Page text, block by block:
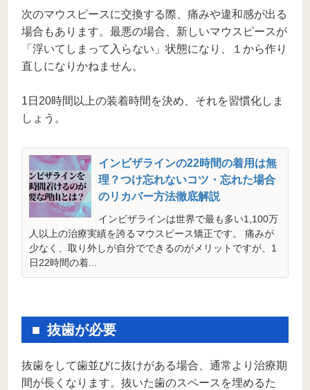
次のマウスピースに交換する際、痛みや違和感が出る
場合もあります。最悪の場合、新しいマウスピースが
「浮いてしまって入らない」状態になり、１から作り
直しになりかねません。
1日20時間以上の装着時間を決め、それを習慣化しま
しょう。
インビザラインの22時間の着用は無
理？つけ忘れないコツ・忘れた場合
のリカバー方法徹底解説
インビザラインは世界で最も多い1,100万
人以上の治療実績を誇るマウスピース矯正です。 痛みが
少なく、取り外しが自分でできるのがメリットですが、1
日22時間の着...
抜歯が必要
抜歯をして歯並びに抜けがある場合、通常より治療期
間が長くなります。抜いた歯のスペースを埋めるた